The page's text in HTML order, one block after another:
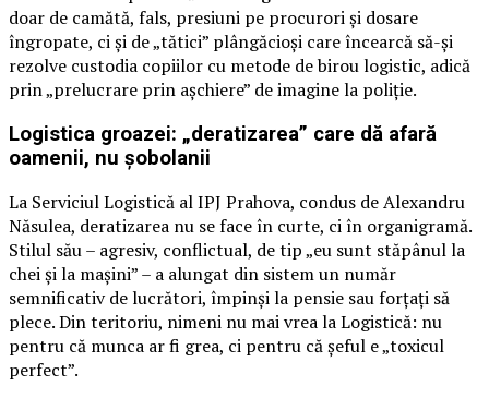
doar de camătă, fals, presiuni pe procurori și dosare
îngropate, ci și de „tătici” plângăcioși care încearcă să-și
rezolve custodia copiilor cu metode de birou logistic, adică
prin „prelucrare prin așchiere” de imagine la poliție.
Logistica groazei: „deratizarea” care dă afară
oamenii, nu șobolanii
La Serviciul Logistică al IPJ Prahova, condus de Alexandru
Năsulea, deratizarea nu se face în curte, ci în organigramă.
Stilul său – agresiv, conflictual, de tip „eu sunt stăpânul la
chei și la mașini” – a alungat din sistem un număr
semnificativ de lucrători, împinși la pensie sau forțați să
plece. Din teritoriu, nimeni nu mai vrea la Logistică: nu
pentru că munca ar fi grea, ci pentru că șeful e „toxicul
perfect”.